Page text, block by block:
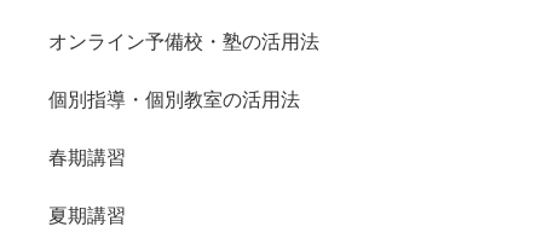
オンライン予備校・塾の活用法
個別指導・個別教室の活用法
春期講習
夏期講習